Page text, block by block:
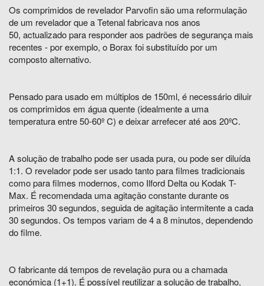
Os comprimidos de revelador Parvofin são uma reformulação
de um revelador que a Tetenal fabricava nos anos
50, actualizado para responder aos padrões de segurança mais
recentes - por exemplo, o Borax foi substituído por um
composto alternativo.
Pensado para usado em múltiplos de 150ml, é necessário diluir
os comprimidos em água quente (idealmente a uma
temperatura entre 50-60º C) e deixar arrefecer até aos 20ºC.
A solução de trabalho pode ser usada pura, ou pode ser diluída
1:1. O revelador pode ser usado tanto para filmes tradicionais
como para filmes modernos, como Ilford Delta ou Kodak T-
Max. É recomendada uma agitação constante durante os
primeiros 30 segundos, seguida de agitação intermitente a cada
30 segundos. Os tempos variam de 4 a 8 minutos, dependendo
do filme.
O fabricante dá tempos de revelação pura ou a chamada
económica (1+1). É possível reutilizar a solução de trabalho,